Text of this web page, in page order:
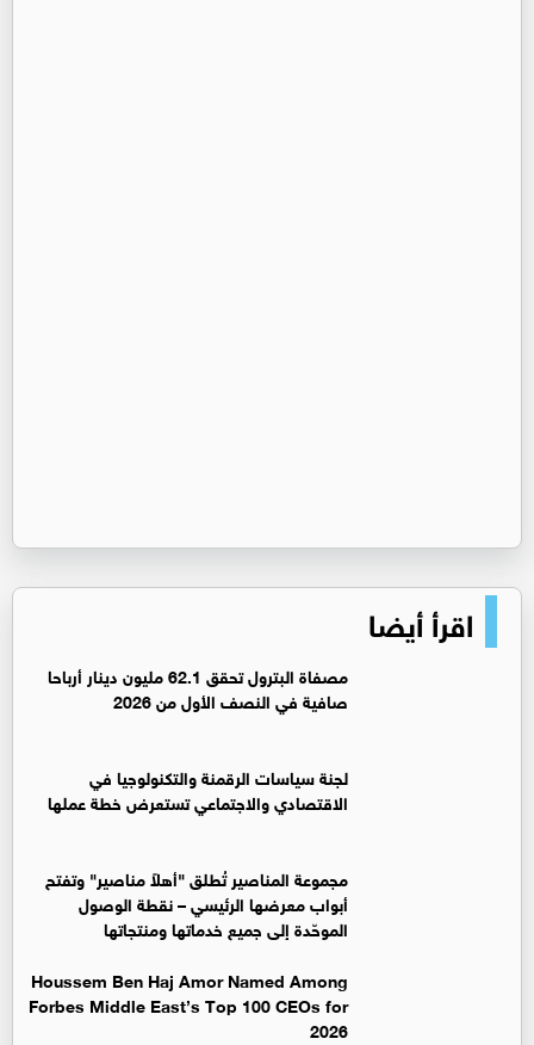
اقرأ أيضا
مصفاة البترول تحقق 62.1 مليون دينار أرباحا
صافية في النصف الأول من 2026
لجنة سياسات الرقمنة والتكنولوجيا في
الاقتصادي والاجتماعي تستعرض خطة عملها
مجموعة المناصير تُطلق "أهلاً مناصير" وتفتح
أبواب معرضها الرئيسي – نقطة الوصول
الموحّدة إلى جميع خدماتها ومنتجاتها
Houssem Ben Haj Amor Named Among
Forbes Middle East’s Top 100 CEOs for
2026